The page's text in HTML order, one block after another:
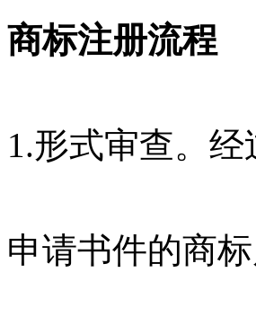
商标注册流程
1.形式审查。
申请书件的商